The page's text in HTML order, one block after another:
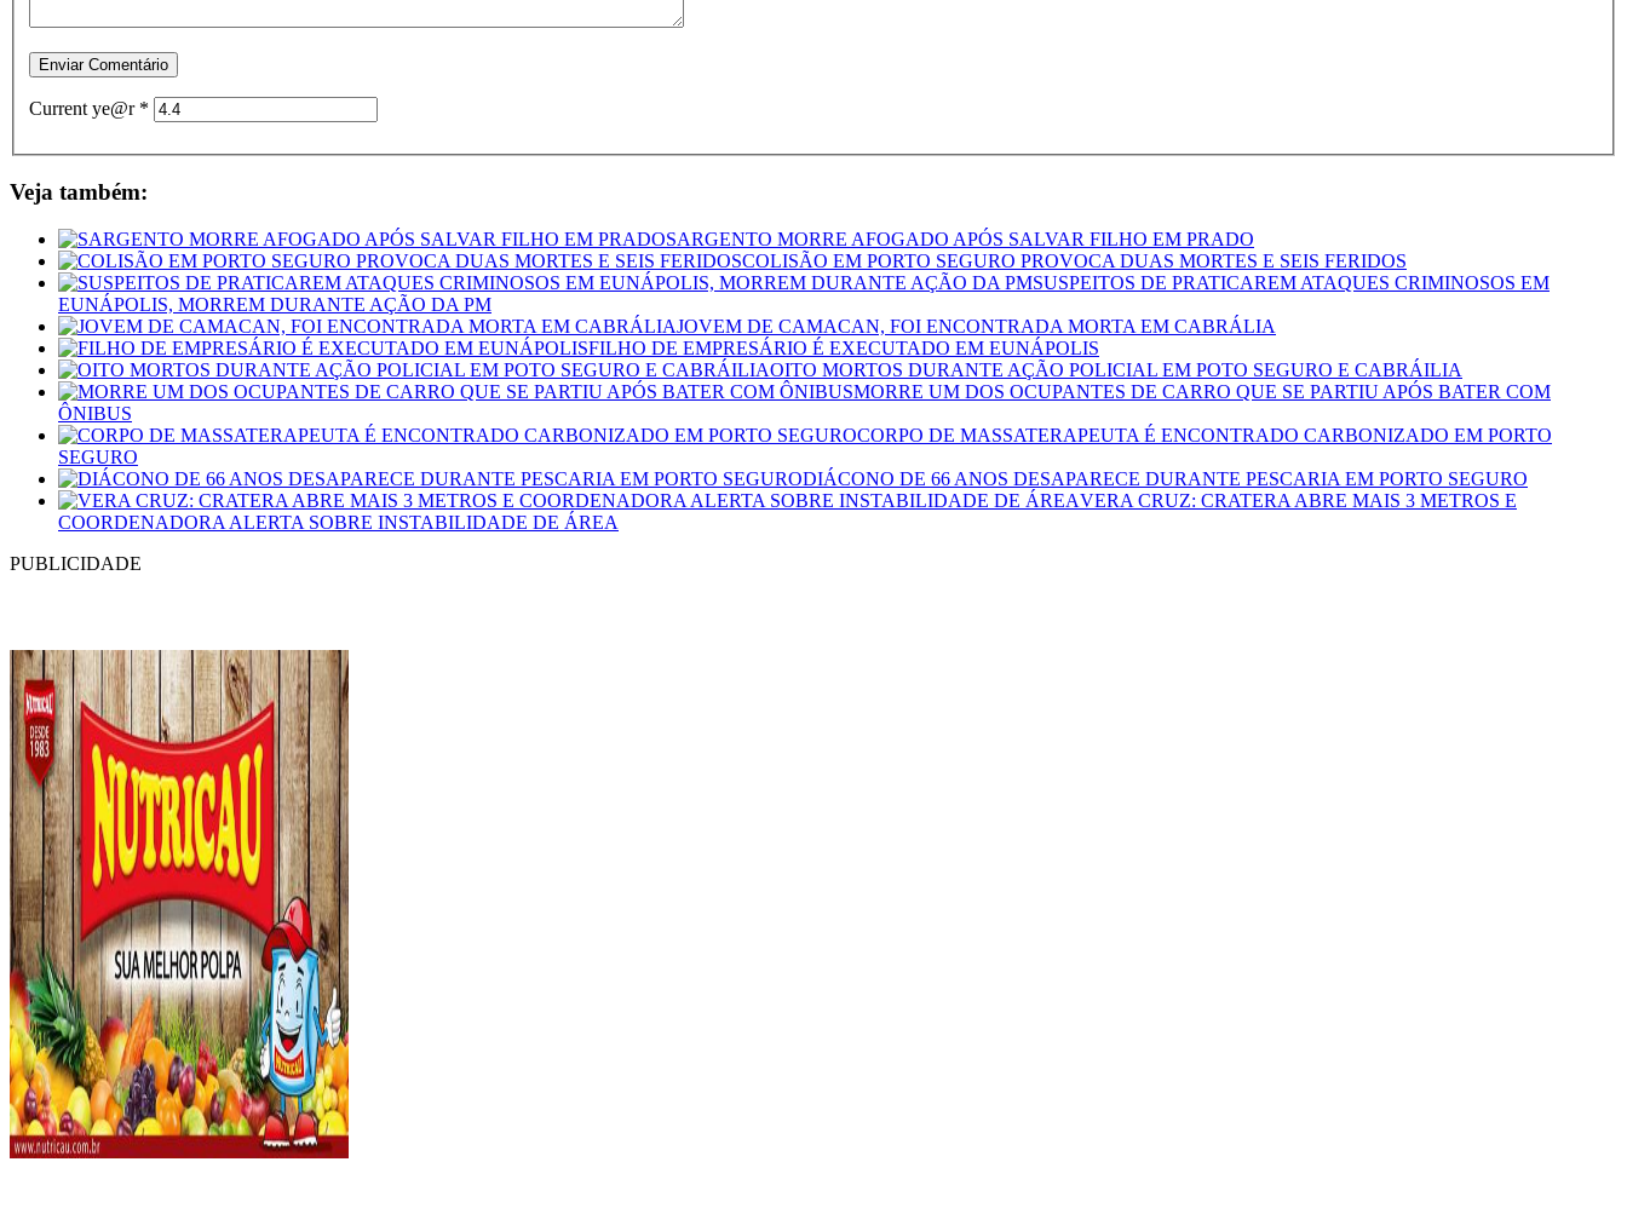
Current ye@r *
Veja também:
SARGENTO MORRE AFOGADO APÓS SALVAR FILHO EM PRADO
COLISÃO EM PORTO SEGURO PROVOCA DUAS MORTES E SEIS FERIDOS
SUSPEITOS DE PRATICAREM ATAQUES CRIMINOSOS EM
EUNÁPOLIS, MORREM DURANTE AÇÃO DA PM
JOVEM DE CAMACAN, FOI ENCONTRADA MORTA EM CABRÁLIA
FILHO DE EMPRESÁRIO É EXECUTADO EM EUNÁPOLIS
OITO MORTOS DURANTE AÇÃO POLICIAL EM POTO SEGURO E CABRÁILIA
MORRE UM DOS OCUPANTES DE CARRO QUE SE PARTIU APÓS BATER COM
ÔNIBUS
CORPO DE MASSATERAPEUTA É ENCONTRADO CARBONIZADO EM PORTO
SEGURO
DIÁCONO DE 66 ANOS DESAPARECE DURANTE PESCARIA EM PORTO SEGURO
VERA CRUZ: CRATERA ABRE MAIS 3 METROS E
COORDENADORA ALERTA SOBRE INSTABILIDADE DE ÁREA
PUBLICIDADE